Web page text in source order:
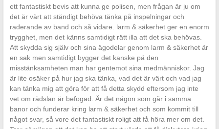
ett fantastiskt bevis att kunna ge polisen, men frågan är ju om
det är värt att ständigt behöva tänka på inspelningar och
raderande av band och så vidare. larm & säkerhet ger en enorm
trygghet, men det känns samtidigt rätt illa att det ska behövas.
Att skydda sig själv och sina ägodelar genom larm & säkerhet är
en sak men samtidigt bygger det kanske på den
misstänksamheten man har gentemot sina medmänniskor. Jag
är lite osäker på hur jag ska tänka, vad det är värt och vad jag
kan tänka mig att göra för att få detta skydd eftersom jag inte
vet om rädslan är befogad. Är det någon som går i samma
banor och funderar kring larm & säkerhet och som kommit till
något svar, så vore det fantastiskt roligt att få höra mer om det.